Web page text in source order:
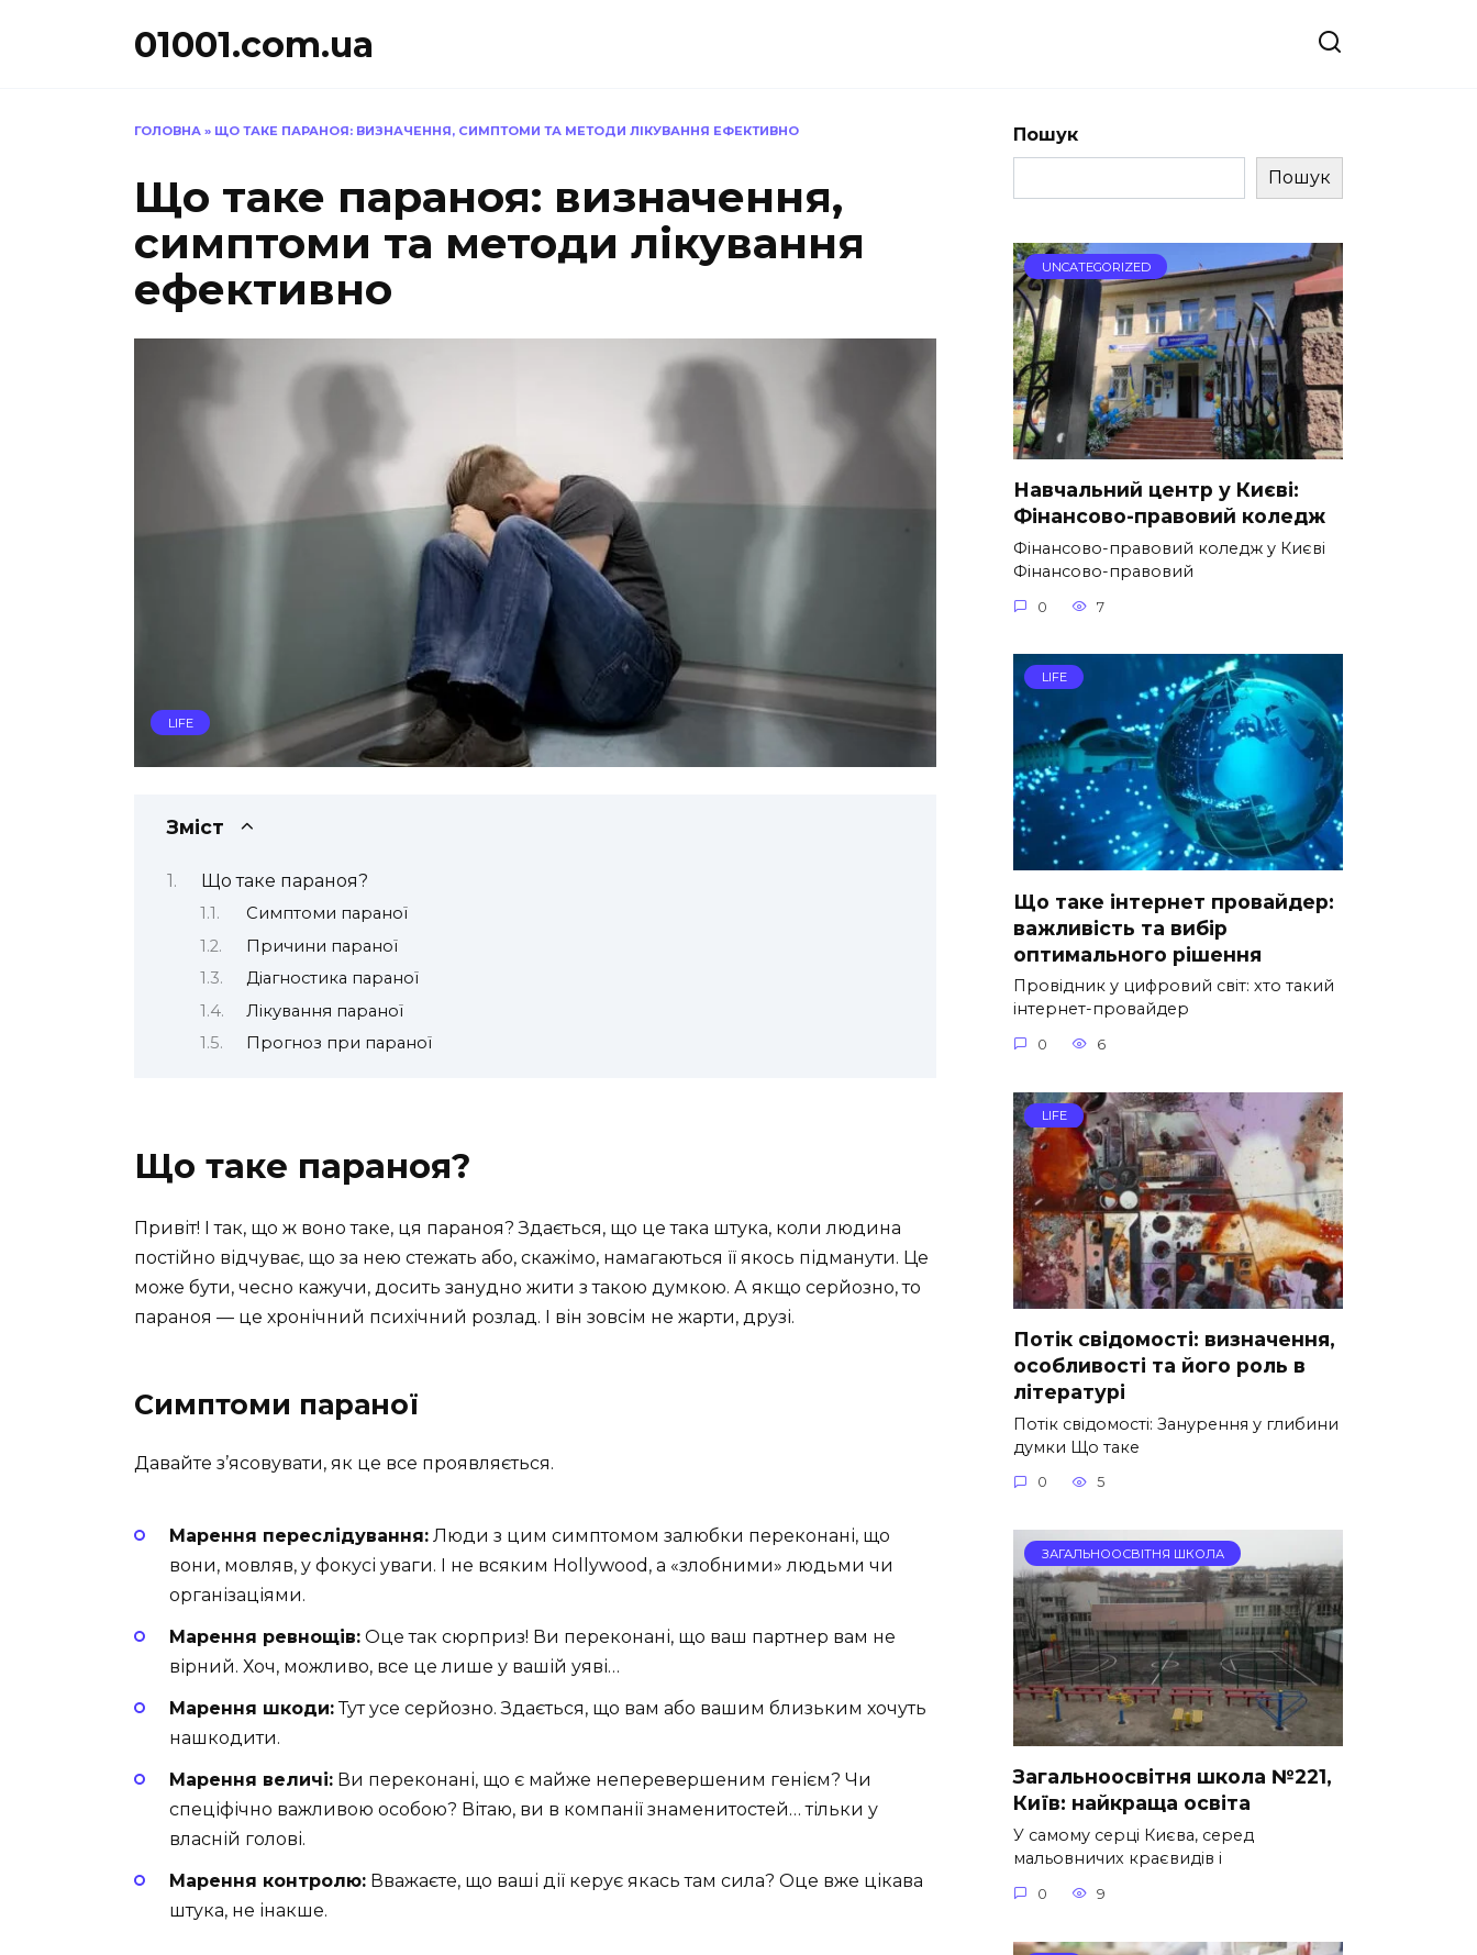
01001.com.ua
ГОЛОВНА » ЩО ТАКЕ ПАРАНОЯ: ВИЗНАЧЕННЯ, СИМПТОМИ ТА МЕТОДИ ЛІКУВАННЯ ЕФЕКТИВНО
Що таке параноя: визначення,
симптоми та методи лікування
ефективно
LIFE
Зміст
Що таке параноя?
Симптоми параної
Причини параної
Діагностика параної
Лікування параної
Прогноз при параної
Що таке параноя?
Привіт! І так, що ж воно таке, ця параноя? Здається, що це така штука, коли людина
постійно відчуває, що за нею стежать або, скажімо, намагаються її якось підманути. Це
може бути, чесно кажучи, досить занудно жити з такою думкою. А якщо серйозно, то
параноя — це хронічний психічний розлад. І він зовсім не жарти, друзі.
Симптоми параної
Давайте з’ясовувати, як це все проявляється.
Марення переслідування: Люди з цим симптомом залюбки переконані, що
вони, мовляв, у фокусі уваги. І не всяким Hollywood, а «злобними» людьми чи
організаціями.
Марення ревнощів: Оце так сюрприз! Ви переконані, що ваш партнер вам не
вірний. Хоч, можливо, все це лише у вашій уяві…
Марення шкоди:Тут усе серйозно. Здається, що вам або вашим близьким хочуть
нашкодити.
Марення величі: Ви переконані, що є майже неперевершеним генієм? Чи
спеціфічно важливою особою? Вітаю, ви в компанії знаменитостей… тільки у
власній голові.
Марення контролю: Вважаєте, що ваші дії керує якась там сила? Оце вже цікава
штука, не інакше.
Пошук
Пошук
UNCATEGORIZED
Навчальний центр у Києві:
Фінансово-правовий коледж
Фінансово-правовий коледж у Києві
Фінансово-правовий
0 7
LIFE
Що таке інтернет провайдер:
важливість та вибір
оптимального рішення
Провідник у цифровий світ: хто такий
інтернет-провайдер
0 6
LIFE
Потік свідомості: визначення,
особливості та його роль в
літературі
Потік свідомості: Занурення у глибини
думки Що таке
0 5
ЗАГАЛЬНООСВІТНЯ ШКОЛА
Загальноосвітня школа №221,
Київ: найкраща освіта
У самому серці Києва, серед
мальовничих краєвидів і
0 9